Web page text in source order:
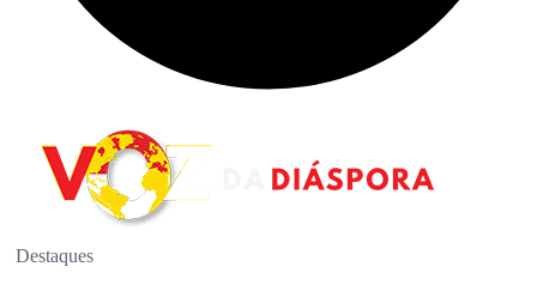
Destaques